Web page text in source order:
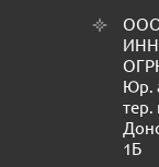
ООО
Юр.
тер.
1Б